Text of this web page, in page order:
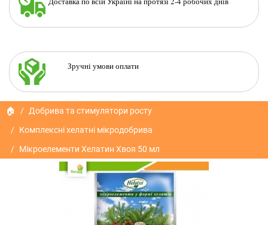
Зручні умови оплати
🏠
Добрива та стимулятори росту
Комплексні хелатні мікродобрива
Мікроелементи Хелатин Хвоя 50 мл